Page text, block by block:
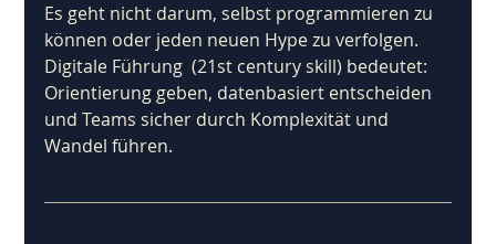
Es geht nicht darum, selbst programmieren zu
können oder jeden neuen Hype zu verfolgen.
Digitale Führung  (21st century skill) bedeutet:
Orientierung geben, datenbasiert entscheiden
und Teams sicher durch Komplexität und
Wandel führen.